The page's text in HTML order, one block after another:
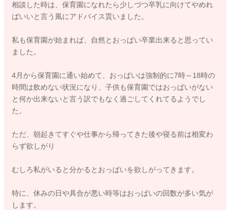
相談した時は、保育園になれたら少しづつ卒乳に向けてやめれ
ばいいと言う風にアドバイス貰いました。
私も保育園が始まれば、自然とおっぱい卒業出来ると思ってい
ました。
4月から保育園に通い始めて、おっぱいは強制的に7時～18時の
時間は飲めない状況になり、子供も保育園ではおっぱいがない
と何か出来ないと言う訳でもなく過ごしてくれてるようでし
た。
ただ、朝起きてすぐや仕事から帰ってきた後や寝る前は相変わ
らず欲しがり
むしろ私がいると分かるとおっぱいを欲しがってきます。
特に、休みの日や具合が悪い時等はおっぱいの回数が多い気が
します。